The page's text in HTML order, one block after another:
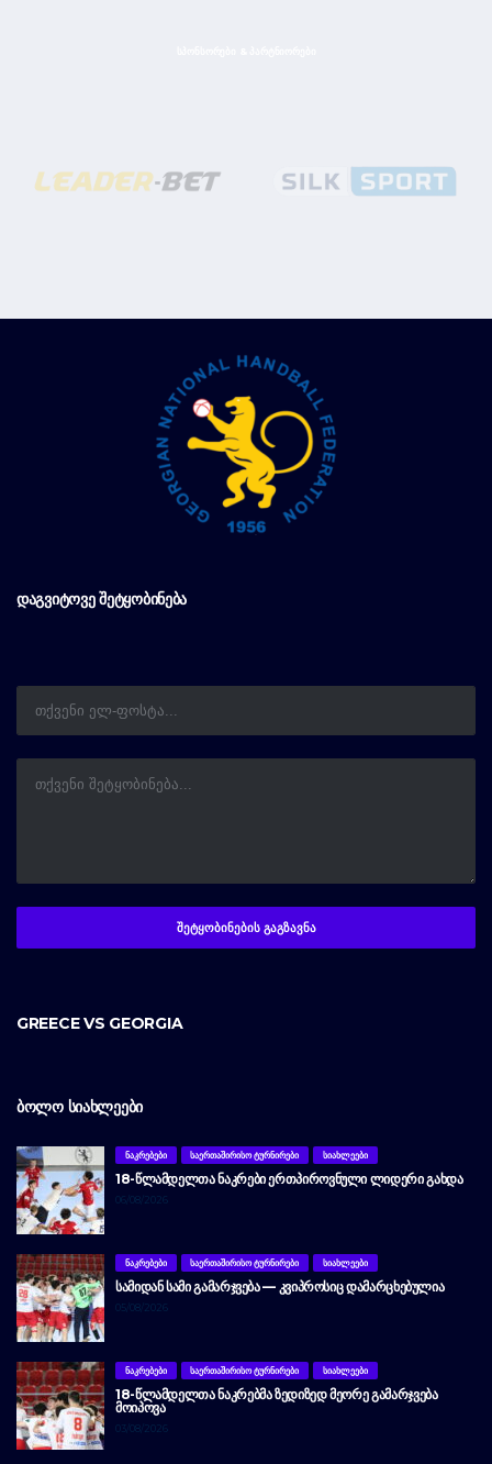
ᲓᲐᲒᲕᲘᲢᲝᲕᲔ ᲨᲔᲢᲧᲝᲑᲘᲜᲔᲑᲐ
GREECE VS GEORGIA
ᲑᲝᲚᲝ ᲡᲘᲐᲮᲚᲔᲔᲑᲘ
ᲜᲐᲙᲠᲔᲑᲔᲑᲘ ᲡᲐᲔᲠᲗᲐᲨᲘᲠᲘᲡᲝ ᲢᲣᲠᲜᲘᲠᲔᲑᲘ ᲡᲘᲐᲮᲚᲔᲔᲑᲘ
18-ᲬᲚᲐᲛᲓᲔᲚᲗᲐ ᲜᲐᲙᲠᲔᲑᲘ ᲔᲠᲗᲞᲘᲠᲝᲕᲜᲣᲚᲘ ᲚᲘᲓᲔᲠᲘ ᲒᲐᲮᲓᲐ
06/08/2026
ᲜᲐᲙᲠᲔᲑᲔᲑᲘ ᲡᲐᲔᲠᲗᲐᲨᲘᲠᲘᲡᲝ ᲢᲣᲠᲜᲘᲠᲔᲑᲘ ᲡᲘᲐᲮᲚᲔᲔᲑᲘ
ᲡᲐᲛᲘᲓᲐᲜ ᲡᲐᲛᲘ ᲒᲐᲛᲐᲠᲯᲕᲔᲑᲐ — ᲙᲕᲘᲞᲠᲝᲡᲘᲪ ᲓᲐᲛᲐᲠᲪᲮᲔᲑᲣᲚᲘᲐ
05/08/2026
ᲜᲐᲙᲠᲔᲑᲔᲑᲘ ᲡᲐᲔᲠᲗᲐᲨᲘᲠᲘᲡᲝ ᲢᲣᲠᲜᲘᲠᲔᲑᲘ ᲡᲘᲐᲮᲚᲔᲔᲑᲘ
18-ᲬᲚᲐᲛᲓᲔᲚᲗᲐ ᲜᲐᲙᲠᲔᲑᲛᲐ ᲖᲔᲓᲘᲖᲔᲓ ᲛᲔᲝᲠᲔ ᲒᲐᲛᲐᲠᲯᲕᲔᲑᲐ
ᲛᲝᲘᲞᲝᲕᲐ
03/08/2026